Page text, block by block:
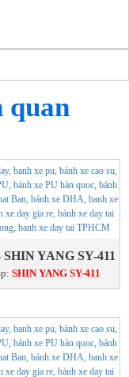
quan
YANG SY-411
SHIN YANG SY-411